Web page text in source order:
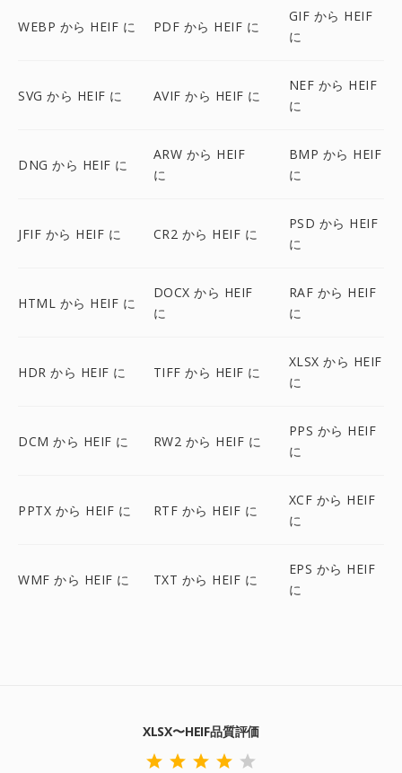
WEBP から HEIF に PDF から HEIF に
GIF から HEIF
に
SVG から HEIF に AVIF から HEIF に
NEF から HEIF
に
DNG から HEIF に
ARW から HEIF
に
BMP から HEIF
に
JFIF から HEIF に CR2 から HEIF に
PSD から HEIF
に
HTML から HEIF に
DOCX から HEIF
に
RAF から HEIF
に
HDR から HEIF に TIFF から HEIF に
XLSX から HEIF
に
DCM から HEIF に RW2 から HEIF に
PPS から HEIF
に
PPTX から HEIF に RTF から HEIF に
XCF から HEIF
に
WMF から HEIF に TXT から HEIF に
EPS から HEIF
に
XLSX〜HEIF品質評価